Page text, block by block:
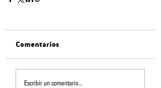
Comentarios
Escribir un comentario...